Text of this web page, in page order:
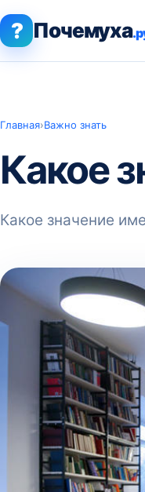
? Почемуха
Главная›Важно знать
Какое
Какое значение